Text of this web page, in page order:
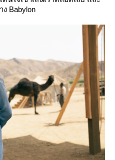
ง Babylon